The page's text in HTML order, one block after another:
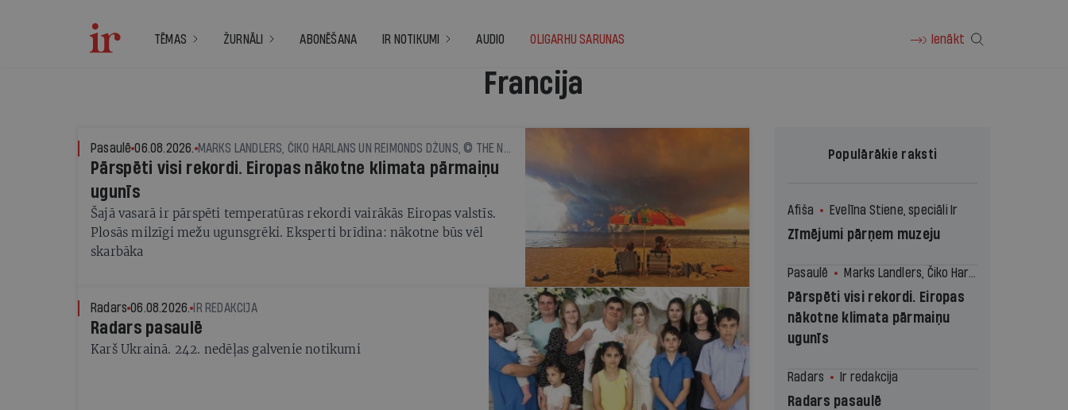
TĒMAS ŽURNĀLI ABONĒŠANA IR NOTIKUMI AUDIO OLIGARHU SARUNAS Ienākt
Francija
Pasaulē 06.08.2026.
Pārspēti visi rekordi. Eiropas nākotne klimata pārmaiņu
ugunīs
Šajā vasarā ir pārspēti temperatūras rekordi vairākās Eiropas valstīs.
Plosās milzīgi mežu ugunsgrēki. Eksperti brīdina: nākotne būs vēl
skarbāka
Radars 06.08.2026. IR REDAKCIJA
Radars pasaulē
Karš Ukrainā. 242. nedēļas galvenie notikumi
Populārākie raksti
Afiša Evelīna Stiene, speciāli Ir
Zīmējumi pārņem muzeju
Pasaulē Marks Landlers, Čiko Harlans un Reimonds Džuns, © The New York Times News Service
Pārspēti visi rekordi. Eiropas
nākotne klimata pārmaiņu
ugunīs
Radars Ir redakcija
Radars pasaulē